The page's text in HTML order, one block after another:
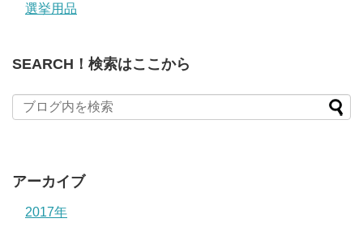
選挙用品
SEARCH！検索はここから
アーカイブ
2017年